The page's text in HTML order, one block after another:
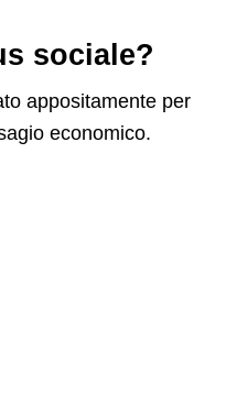
sociale?
appositamente per
economico.